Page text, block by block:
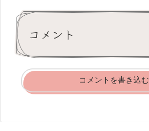
コメント
コメントを書き込む